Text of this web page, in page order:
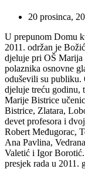
20 prosinca,
U prepunom Domu
2011. održan je
djeluje pri OŠ Marija
polaznika osnovne
oduševili su publiku.
djeluje treću godinu,
Marije Bistrice
Bistrice, Zlatara,
devet profesora i
Robert Međugorac,
Ana Pavlina,
Valetić i Igor
presjek rada u 2011.